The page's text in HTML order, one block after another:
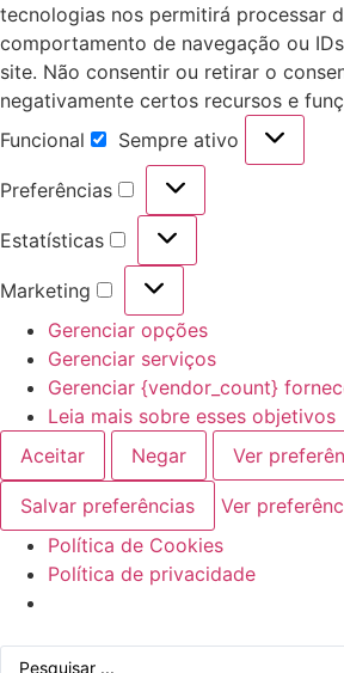
tecnologias nos permitirá processar
comportamento de navegação ou
site. Não consentir ou retirar o
negativamente certos recursos e
Funcional
Funcional
Sempre ativo
Preferências
Preferências
Estatísticas
Estatísticas
Marketing
Marketing
Gerenciar opções
Gerenciar serviços
Gerenciar {vendor_count}
Leia mais sobre esses objetivos
Aceitar
Negar Ver
Salvar preferências
Ver
Política de Cookies
Política de privacidade
para
Pesquisar